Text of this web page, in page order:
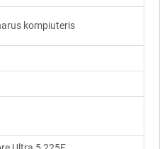
kompiuteris